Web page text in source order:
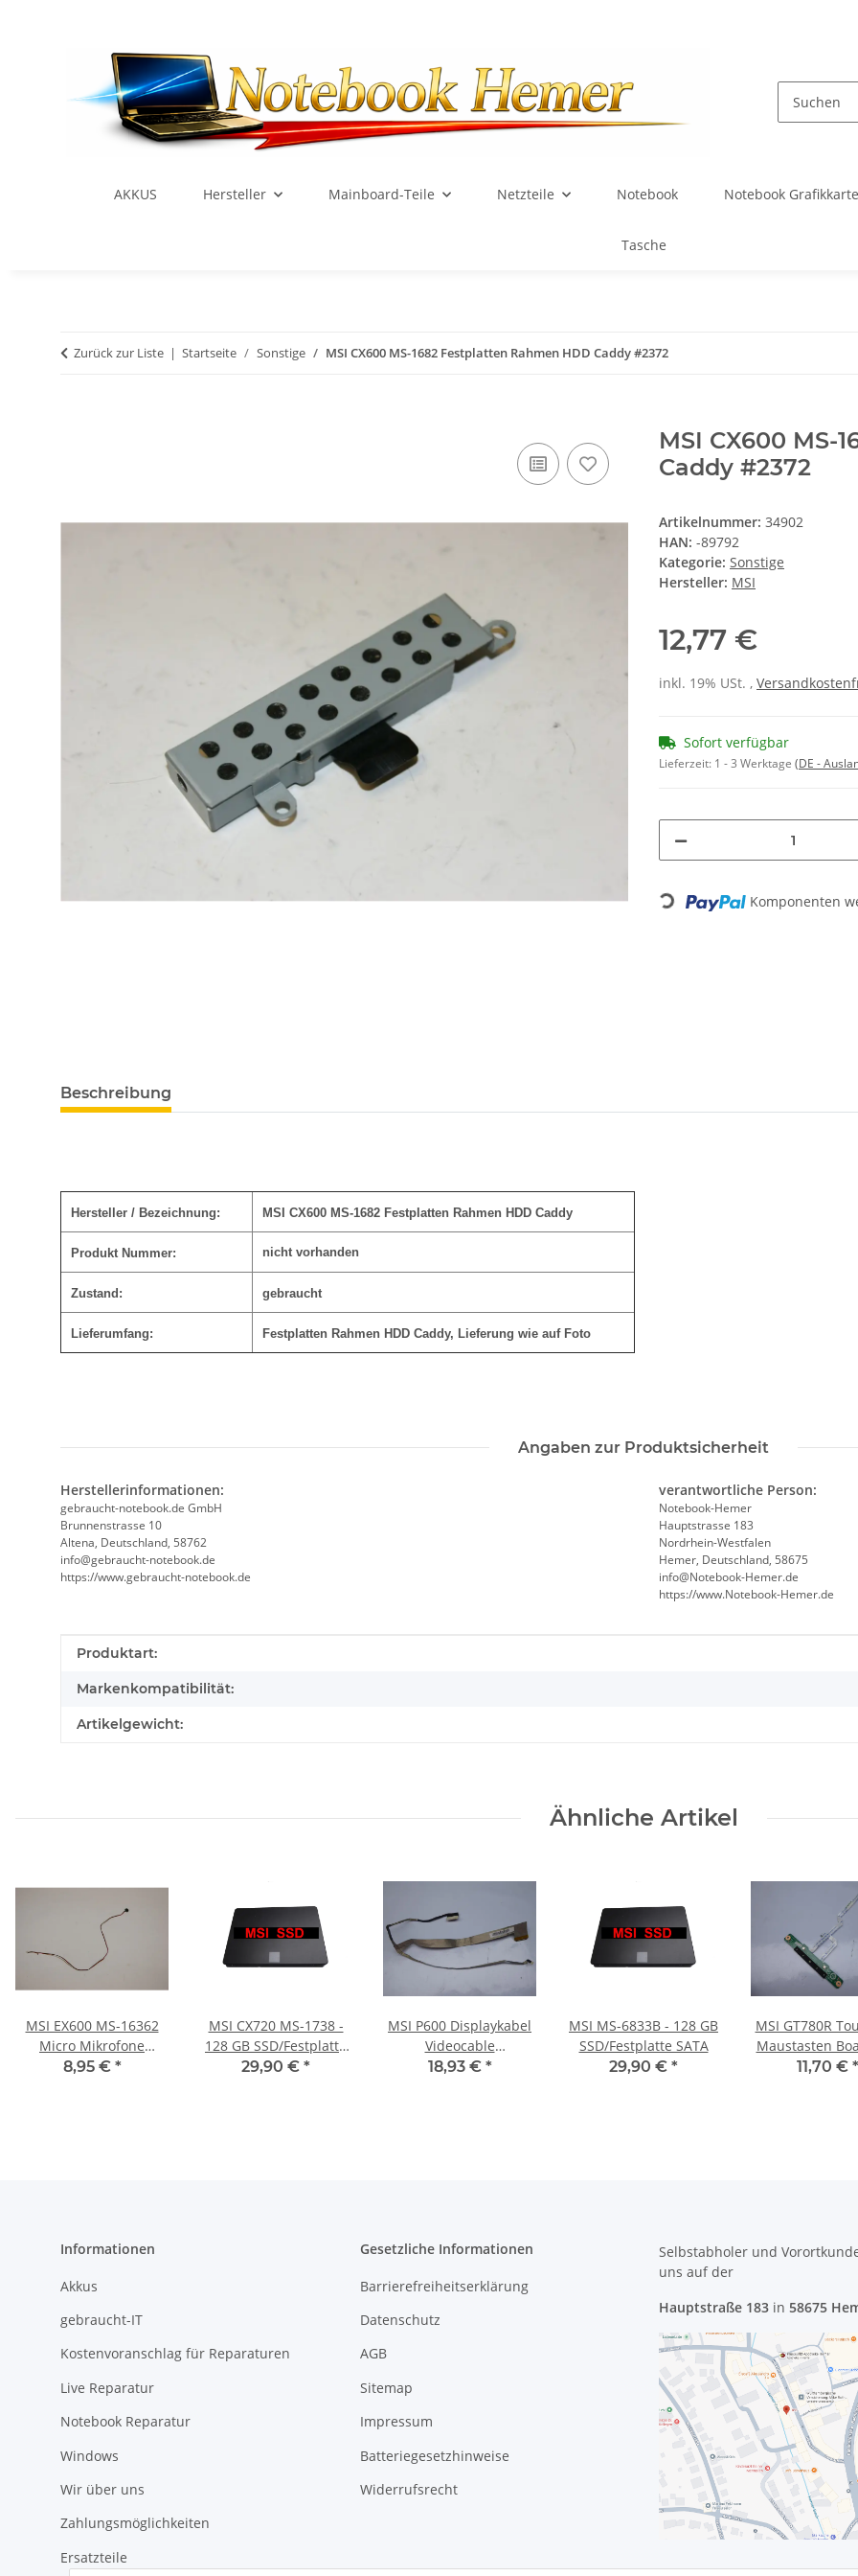
AKKUS Hersteller Mainboard-Teile Netzteile Notebook Notebook
Tasche
Zurück zur Liste Startseite Sonstige MSI CX600 MS-1682 Festplatten Rahmen HDD Caddy #2372
MSI CX600 MS-
Caddy #2372
Artikelnummer: 34902
HAN: -89792
Kategorie: Sonstige
Hersteller: MSI
12,77 €
inkl. 19% USt. ,
Sofort verfügbar
Lieferzeit: 1 - 3 Werktage (DE -
Loading... Komponenten
Beschreibung
Hersteller / Bezeichnung: MSI CX600 MS-1682 Festplatten Rahmen HDD Caddy
Produkt Nummer: nicht vorhanden
Zustand: gebraucht
Lieferumfang: Festplatten Rahmen HDD Caddy, Lieferung wie auf Foto
Angaben zur Produktsicherheit
Herstellerinformationen:
gebraucht-notebook.de GmbH
Brunnenstrasse 10
Altena, Deutschland, 58762
info@gebraucht-notebook.de
https://www.gebraucht-notebook.de
verantwortliche Person:
Notebook-Hemer
Hauptstrasse 183
Nordrhein-Westfalen
Hemer, Deutschland, 58675
info@Notebook-Hemer.de
https://www.Notebook-Hemer.de
Produkteigenschaft
Wert
Produktart:
Markenkompatibilität:
Artikelgewicht:
Ähnliche Artikel
MSI EX600 MS-16362
Micro Mikrofone
Mikrophone #2542
8,95 € *
MSI CX720 MS-1738 -
128 GB SSD/Festplatte
SATA
29,90 € *
MSI P600 Displaykabel
Videocable
K193022003H #4417
18,93 € *
MSI MS-6833B - 128 GB
SSD/Festplatte SATA
29,90 € *
MSI GT780R
Maustasten
Kabel MS-11,70 € *
Informationen
Akkus
gebraucht-IT
Kostenvoranschlag für Reparaturen
Live Reparatur
Notebook Reparatur
Windows
Wir über uns
Zahlungsmöglichkeiten
Ersatzteile
Gesetzliche Informationen
Barrierefreiheitserklärung
Datenschutz
AGB
Sitemap
Impressum
Batteriegesetzhinweise
Widerrufsrecht
Selbstabholer und
uns auf der
Hauptstraße 183 in 58675